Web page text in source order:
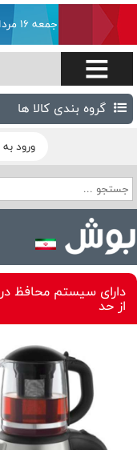
جمعه ۱۶ مرداد ۱۴۰۵ | Friday 7 August 2026
گروه بندی کالا ها
ورود
دارای سیستم محافظ
از حد